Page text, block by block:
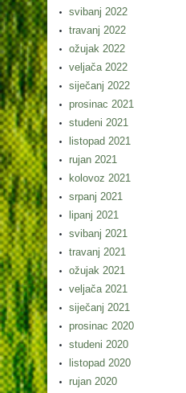
svibanj 2022
travanj 2022
ožujak 2022
veljača 2022
siječanj 2022
prosinac 2021
studeni 2021
listopad 2021
rujan 2021
kolovoz 2021
srpanj 2021
lipanj 2021
svibanj 2021
travanj 2021
ožujak 2021
veljača 2021
siječanj 2021
prosinac 2020
studeni 2020
listopad 2020
rujan 2020